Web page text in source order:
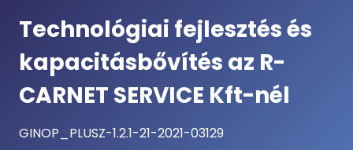
Technológiai fejlesztés és
kapacitásbővítés az R-
CARNET SERVICE Kft-nél
GINOP_PLUSZ-1.2.1-21-2021-03129